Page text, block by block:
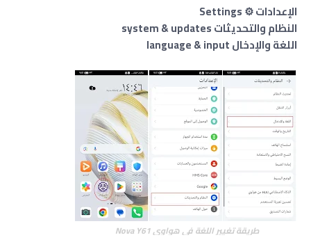
الإعدادات ⚙️ Settings
النظام والتحديثات system & updates
اللغة والإدخال language & input
طريقة تغيير اللغة في هواوي Nova Y61